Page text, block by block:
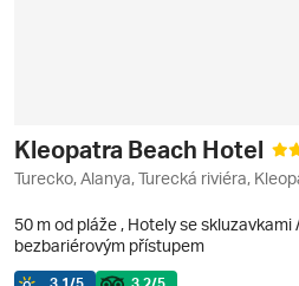
Kleopatra Beach Hotel
Turecko, Alanya, Turecká riviéra,
50 m od pláže , Hotely se skluzavkami
bezbariérovým přístupem